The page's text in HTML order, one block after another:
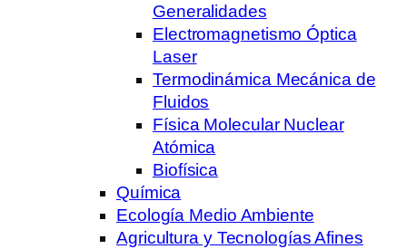
Generalidades
Electromagnetismo Óptica
Laser
Termodinámica Mecánica de
Fluidos
Física Molecular Nuclear
Atómica
Biofísica
Química
Ecología Medio Ambiente
Agricultura y Tecnologías Afines